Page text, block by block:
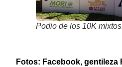
Podio de los 10K
Fotos: Facebook, gentileza